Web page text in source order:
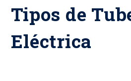
Tipos de
Eléctrica